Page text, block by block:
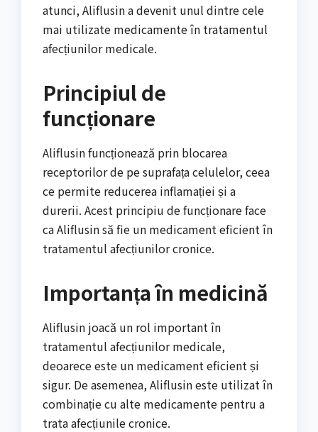
atunci, Aliflusin a devenit unul dintre cele
mai utilizate medicamente în tratamentul
afecțiunilor medicale.
Principiul de
funcționare
Aliflusin funcționează prin blocarea
receptorilor de pe suprafața celulelor, ceea
ce permite reducerea inflamației și a
durerii. Acest principiu de funcționare face
ca Aliflusin să fie un medicament eficient în
tratamentul afecțiunilor cronice.
Importanța în medicină
Aliflusin joacă un rol important în
tratamentul afecțiunilor medicale,
deoarece este un medicament eficient și
sigur. De asemenea, Aliflusin este utilizat în
combinație cu alte medicamente pentru a
trata afecțiunile cronice.